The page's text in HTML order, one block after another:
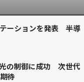
ーションを発表 半導
の制御に成功 次世代
待